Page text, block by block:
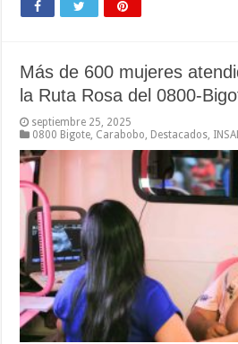
Más de 600 mujeres
la Ruta Rosa del 0800-
septiembre 25, 2025
0800 Bigote Carabobo Destacados